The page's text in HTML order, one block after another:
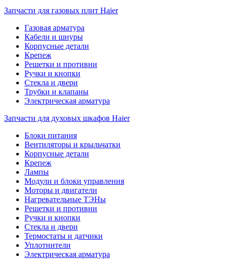
Запчасти для газовых плит Haier
Газовая арматура
Кабели и шнуры
Корпусные детали
Крепеж
Решетки и противни
Ручки и кнопки
Стекла и двери
Трубки и клапаны
Электрическая арматура
Запчасти для духовых шкафов Haier
Блоки питания
Вентиляторы и крыльчатки
Корпусные детали
Крепеж
Лампы
Модули и блоки управления
Моторы и двигатели
Нагревательные ТЭНы
Решетки и противни
Ручки и кнопки
Стекла и двери
Термостаты и датчики
Уплотнители
Электрическая арматура